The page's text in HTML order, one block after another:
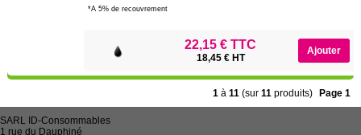
*A 5% de recouvrement
22,15 € TTC
18,45 € HT
1 à11 (sur11 produits) Page 1
SARL ID-Consommables
1 rue du Dauphiné